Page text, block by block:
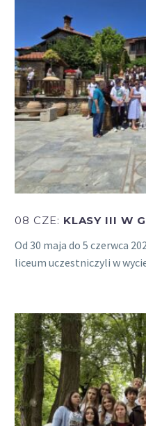
08 CZE: KLASY III W
Od 30 maja do 5 czerwca
liceum uczestniczyli w